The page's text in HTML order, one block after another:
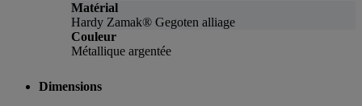
Matérial
Hardy Zamak® Gegoten alliage
Couleur
Métallique argentée
Dimensions